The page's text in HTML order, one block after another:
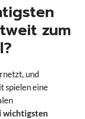
zum
und
spielen eine
wichtigsten